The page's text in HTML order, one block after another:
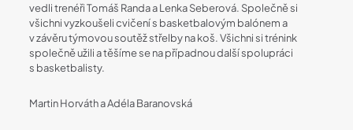
vedli trenéři Tomáš Randa a Lenka Seberová. Společně si
všichni vyzkoušeli cvičení s basketbalovým balónem a
v závěru týmovou soutěž střelby na koš. Všichni si trénink
společně užili a těšíme se na případnou další spolupráci
s basketbalisty.
Martin Horváth a Adéla Baranovská